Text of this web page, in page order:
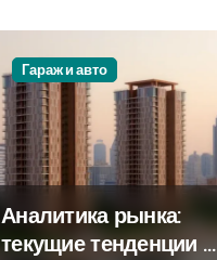
Гараж и авто
Аналитика рынка:
текущие тенденции в